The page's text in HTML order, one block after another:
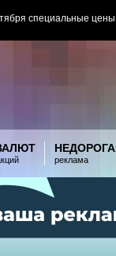
специальные
реклама